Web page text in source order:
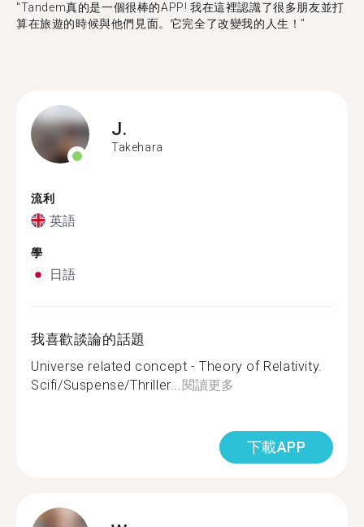
"Tandem真的是一個很棒的APP! 我在這裡認識了很多朋友並打
算在旅遊的時候與他們見面。它完全了改變我的人生！"
J.
Takehara
流利
英語
學
日語
我喜歡談論的話題
Universe related concept - Theory of Relativity.
Scifi/Suspense/Thriller...閱讀更多
下載APP